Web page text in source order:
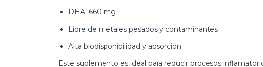
DHA: 660 mg
Libre de metales pesados y contaminantes
Alta biodisponibilidad y absorción
Este suplemento es ideal para reducir procesos